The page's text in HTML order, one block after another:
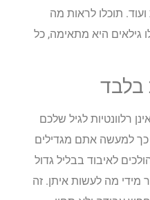
תוכלו לראות מה
היא מתאימה, כל
לגיל שלכם
למעשה אתם מגדילים
לאיבוד בבליל גדול
מה לעשות איתן. זה